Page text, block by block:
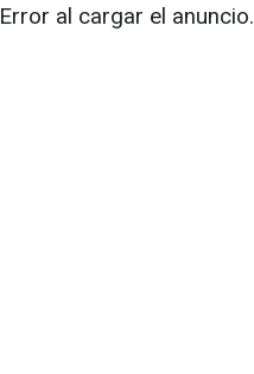
Error al cargar el anuncio.